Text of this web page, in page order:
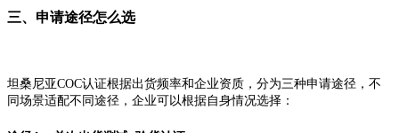
三、申请途径怎么选
坦桑尼亚COC认证根据出货频率和企业资质，分为三种申请途径，不
同场景适配不同途径，企业可以根据自身情况选择：